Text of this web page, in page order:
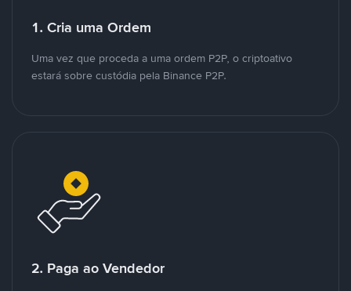
1. Cria uma Ordem
Uma vez que proceda a uma ordem P2P, o criptoativo
estará sobre custódia pela Binance P2P.
2. Paga ao Vendedor